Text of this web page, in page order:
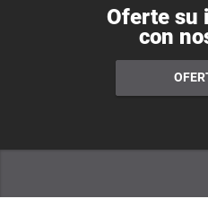
Oferte su
con